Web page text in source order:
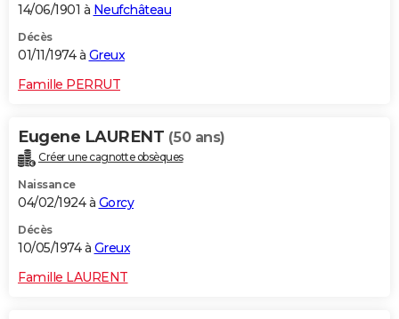
14/06/1901 à Neufchâteau
Décès
01/11/1974 à Greux
Famille PERRUT
Eugene LAURENT (50 ans)
Créer une cagnotte obsèques
Naissance
04/02/1924 à Gorcy
Décès
10/05/1974 à Greux
Famille LAURENT